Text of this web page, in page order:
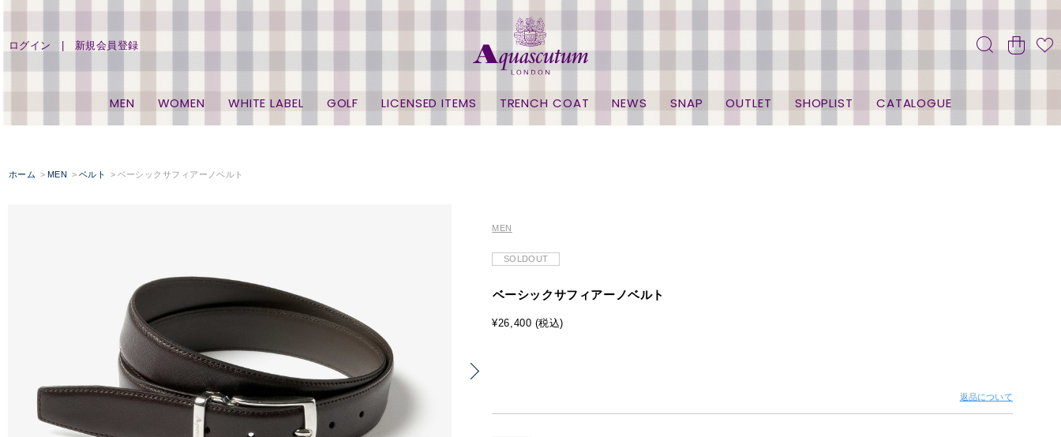
ログイン 新規会員登録
MEN WOMEN WHITE LABEL GOLF LICENSED ITEMS TRENCH COAT NEWS SNAP OUTLET SHOPLIST CATALOGUE
ホーム MEN ベルト ベーシックサフィアーノベルト
MEN
SOLDOUT
ベーシックサフィアーノベルト
¥26,400 (税込)
返品について